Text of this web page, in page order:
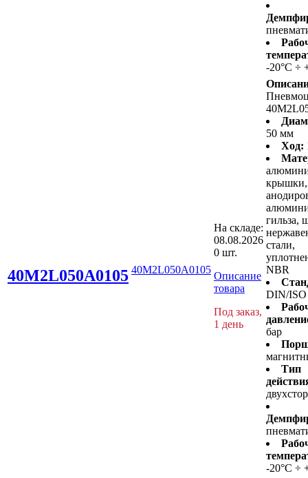
-20°C ÷
40M2L050A0105 40M2L050A0105
На складе:
08.08.2026
0 шт.
Описание
товара
Под заказ,
1 день
50 мм
Ход:
крышки,
гильза,
стали,
NBR
DIN/ISO
бар
Тип
-20°C ÷